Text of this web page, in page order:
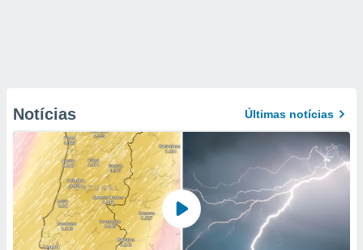
Notícias Últimas notícias